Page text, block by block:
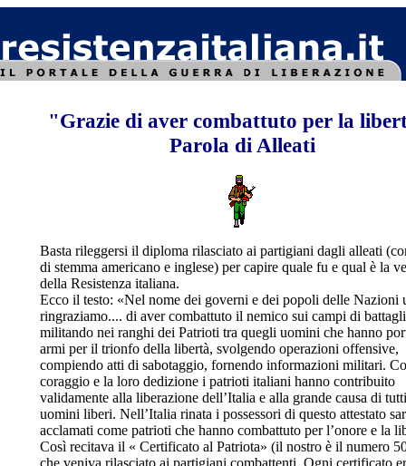
"Grazie di aver combattuto per la
Parola di Alleati
Basta rileggersi il diploma rilasciato ai partigiani dagli alleati
di stemma americano e inglese) per capire quale fu e qual è la
della Resistenza italiana.
Ecco il testo: «Nel nome dei governi e dei popoli delle Nazioni
ringraziamo.... di aver combattuto il nemico sui campi di
militando nei ranghi dei Patrioti tra quegli uomini che hanno
armi per il trionfo della libertà, svolgendo operazioni offensive,
compiendo atti di sabotaggio, fornendo informazioni militari.
coraggio e la loro dedizione i patrioti italiani hanno contribuito
validamente alla liberazione dell’Italia e alla grande causa di
uomini liberi. Nell’Italia rinata i possessori di questo attestato
acclamati come patrioti che hanno combattuto per l’onore e la
Così recitava il « Certificato al Patriota» (il nostro è il numero
che veniva rilasciato ai partigiani combattenti. Ogni certificato